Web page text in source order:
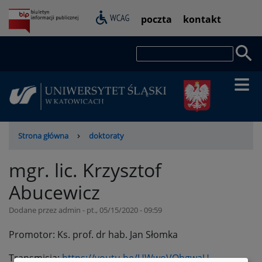
Przejdź
do
treści
Pasek
dostępności
poczta kontakt
Ścieżka
Strona główna doktoraty
mgr. lic. Krzysztof
Abucewicz
Dodane przez admin - pt., 05/15/2020 - 09:59
Promotor: Ks. prof. dr hab. Jan Słomka
Transmisja:https://youtu.be/UWwoVQhgwaU